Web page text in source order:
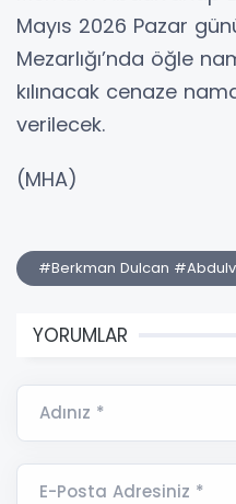
Mayıs 2026 Pazar
Mezarlığı’nda öğle
kılınacak cenaze
verilecek.
(MHA)
#Berkman Dulcan
YORUMLAR
Adınız *
E-Posta Adresiniz *